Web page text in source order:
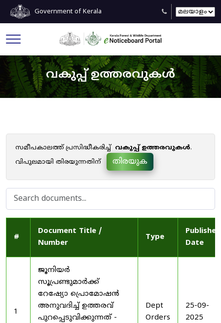
Government of Kerala
വകുപ്പ് ഉത്തരവുകൾ
സമീപകാലത്ത് പ്രസിദ്ധീകരിച്ച് വകുപ്പ് ഉത്തരവുകൾ.
വിപുലമായി തിരയുന്നതിന്
തിരയുക
#
Document Title /
Number
Type
Published
Date
1
ജൂനിയർ
സൂപ്രണ്ടുമാർക്ക്
റേഷ്യോ പ്രൊമോഷൻ
അനുവദിച്ച് ഉത്തരവ്
പുറപ്പെടുവിക്കുന്നത് -
Dept
Orders
25-09-
2025